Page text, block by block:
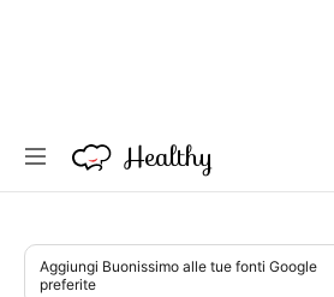
Healthy
Healthy
Aggiungi Buonissimo alle tue fonti Google
preferite